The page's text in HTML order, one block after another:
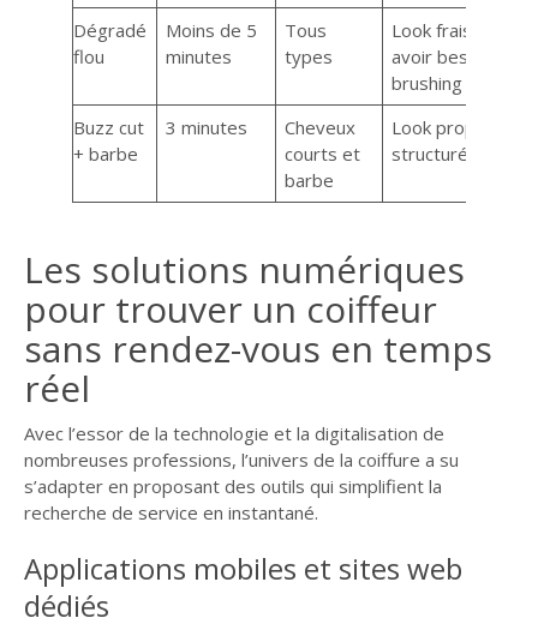
Dégradé
flou
Moins de 5
minutes
Tous
types
Look frais, sans
avoir besoin de
brushing
Buzz cut
+ barbe
3 minutes
Cheveux
courts et
barbe
Look propre et
structuré
Les solutions numériques
pour trouver un coiffeur
sans rendez-vous en temps
réel
Avec l’essor de la technologie et la digitalisation de
nombreuses professions, l’univers de la coiffure a su
s’adapter en proposant des outils qui simplifient la
recherche de service en instantané.
Applications mobiles et sites web
dédiés